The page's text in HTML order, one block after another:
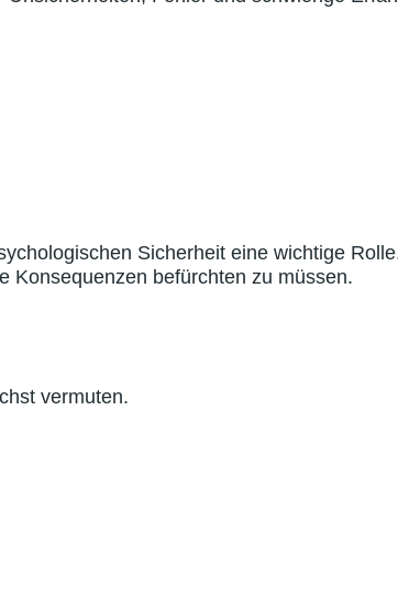
Sicherheit eine wichtige
Konsequenzen befürchten zu müssen.
vermuten.